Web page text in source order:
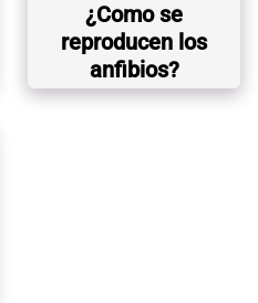
¿Como se
reproducen los
anfibios?